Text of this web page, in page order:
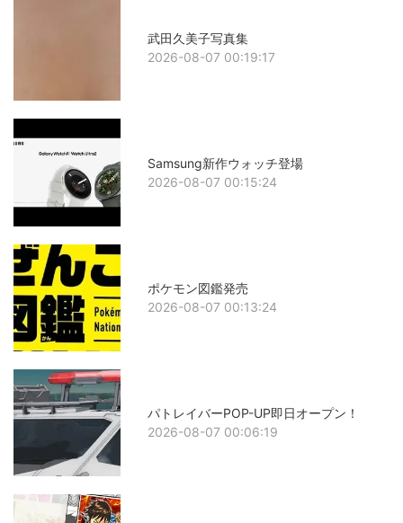
武田久美子写真集
2026-08-07 00:19:17
Samsung新作ウォッチ登場
2026-08-07 00:15:24
ポケモン図鑑発売
2026-08-07 00:13:24
パトレイバーPOP-UP即日オープン！
2026-08-07 00:06:19